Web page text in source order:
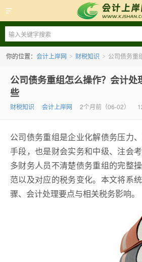
会计上岸网
你的位置： 会计上岸网 > 财税知识 > 公司债务重组怎
公司债务重组怎么操作？会计处
些
财税知识 会计上岸网 2个月前（06-02）
公司债务重组是企业化解债务压力
手段，也是财会实务和中级、注会
多财务人员不清楚债务重组的完整
范以及对应的税务变化。本文将系
骤、会计处理要点与相关税务影响。